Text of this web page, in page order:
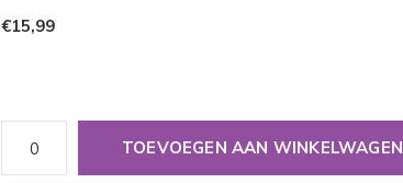
€15,99
TOEVOEGEN AAN WINKELWAGEN